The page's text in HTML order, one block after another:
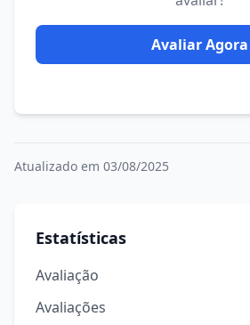
Avaliar Agora
Atualizado em 03/08/2025
Estatísticas
Avaliação
Avaliações